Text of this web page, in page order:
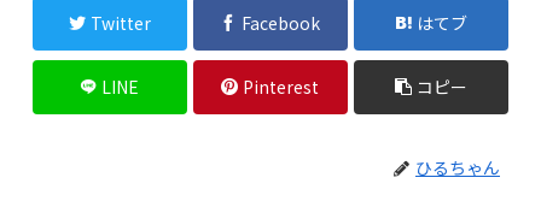
Twitter Facebook はてブ
LINE Pinterest コピー
ひるちゃん